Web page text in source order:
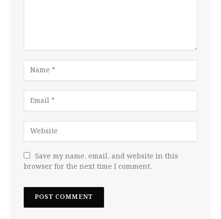
Save my name, email, and website in this
browser for the next time I comment.